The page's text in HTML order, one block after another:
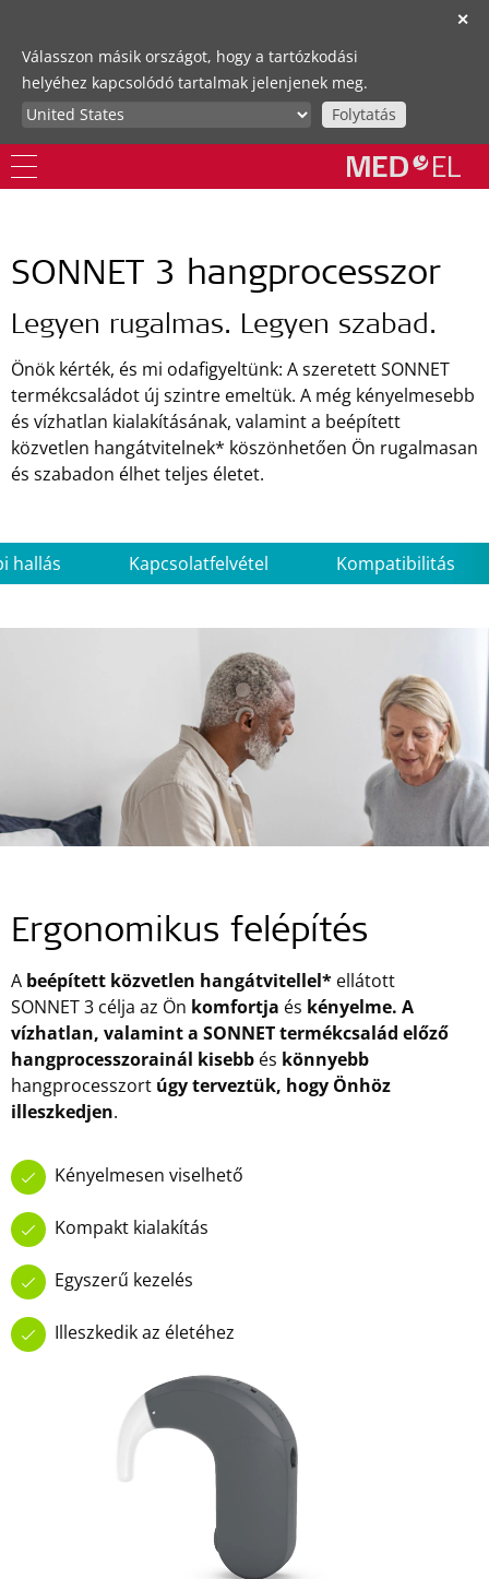
✕
Válasszon másik országot, hogy a tartózkodási
helyéhez kapcsolódó tartalmak jelenjenek meg.
Folytatás
SONNET 3 hangprocesszor
Legyen rugalmas. Legyen szabad.
Önök kérték, és mi odafigyeltünk: A szeretett SONNET
termékcsaládot új szintre emeltük. A még kényelmesebb
és vízhatlan kialakításának, valamint a beépített
közvetlen hangátvitelnek* köszönhetően Ön rugalmasan
és szabadon élhet teljes életet.
hallás Kapcsolatfelvétel Kompatibilitás
Ergonomikus felépítés
A beépített közvetlen hangátvitellel* ellátott
SONNET 3 célja az Ön komfortja és kényelme. A
vízhatlan, valamint a SONNET termékcsalád előző
hangprocesszorainál kisebb és könnyebb
hangprocesszort úgy terveztük, hogy Önhöz
illeszkedjen.
Kényelmesen viselhető
Kompakt kialakítás
Egyszerű kezelés
Illeszkedik az életéhez